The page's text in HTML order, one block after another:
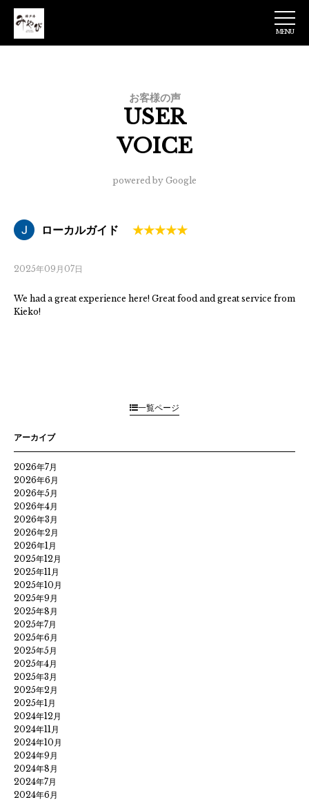
神戸牛みやび 日
MENU
お客様の声
USER
VOICE
powered by Google
ローカルガイド
2025年09月07日
We had a great experience here! Great food and great service from
Kieko!
一覧ページ
アーカイブ
2026年7月
2026年6月
2026年5月
2026年4月
2026年3月
2026年2月
2026年1月
2025年12月
2025年11月
2025年10月
2025年9月
2025年8月
2025年7月
2025年6月
2025年5月
2025年4月
2025年3月
2025年2月
2025年1月
2024年12月
2024年11月
2024年10月
2024年9月
2024年8月
2024年7月
2024年6月